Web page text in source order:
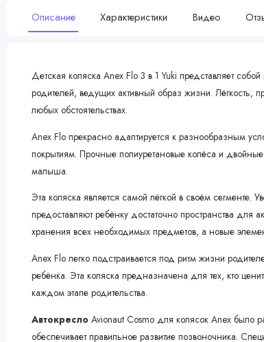
Описание Характеристики Видео
Детская коляска Anex Flo 3 в 1 Yuki представляет
родителей, ведущих активный образ жизни. Лёгкость,
любых обстоятельствах.
Anex Flo прекрасно адаптируется к разнообразным
покрытиям. Прочные полиуретановые колёса и
малыша.
Эта коляска является самой лёгкой в своём сегменте.
предоставляют ребёнку достаточно пространства
хранения всех необходимых предметов, а новые
Anex Flo легко подстраивается под ритм жизни
ребёнка. Эта коляска предназначена для тех, кто
каждом этапе родительства.
Автокресло Avionaut Cosmo для колясок Anex было
обеспечивает правильное развитие позвоночника.